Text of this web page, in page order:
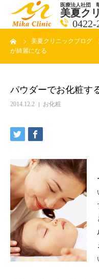
医療法人社団
美夏ク
0422-
美夏クリニックブログ
が綺麗になる
パウダーでお化粧す
2014.12.2 お化粧
医師紹介
クリニックの紹介
アクセス
メールで相談
ブログ一覧ページ
料金一覧 new